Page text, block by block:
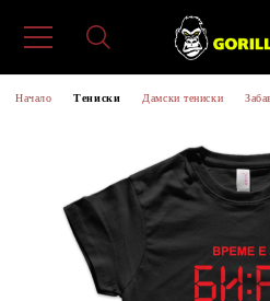
Начало Тениски Дамски тениски